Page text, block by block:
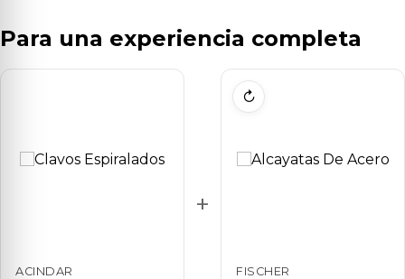
Para una experiencia completa
ACINDAR
+
↻
FISCHER